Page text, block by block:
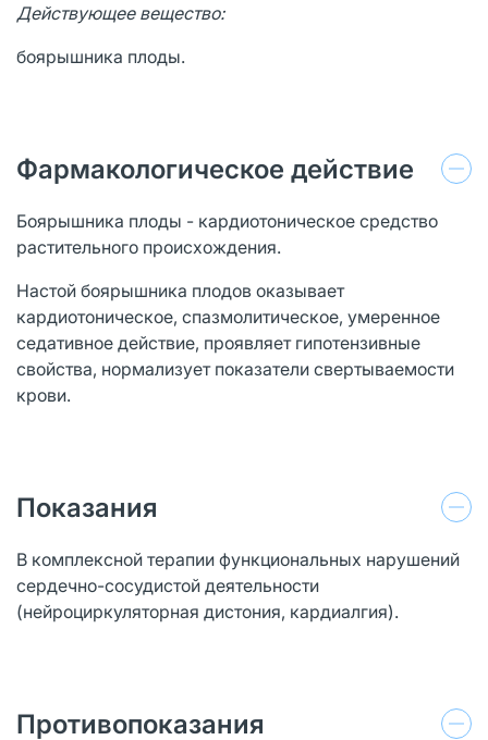
Действующее вещество:
боярышника плоды.
Фармакологическое действие
Боярышника плоды - кардиотоническое средство
растительного происхождения.
Настой боярышника плодов оказывает
кардиотоническое, спазмолитическое, умеренное
седативное действие, проявляет гипотензивные
свойства, нормализует показатели свертываемости
крови.
Показания
В комплексной терапии функциональных нарушений
сердечно-сосудистой деятельности
(нейроциркуляторная дистония, кардиалгия).
Противопоказания